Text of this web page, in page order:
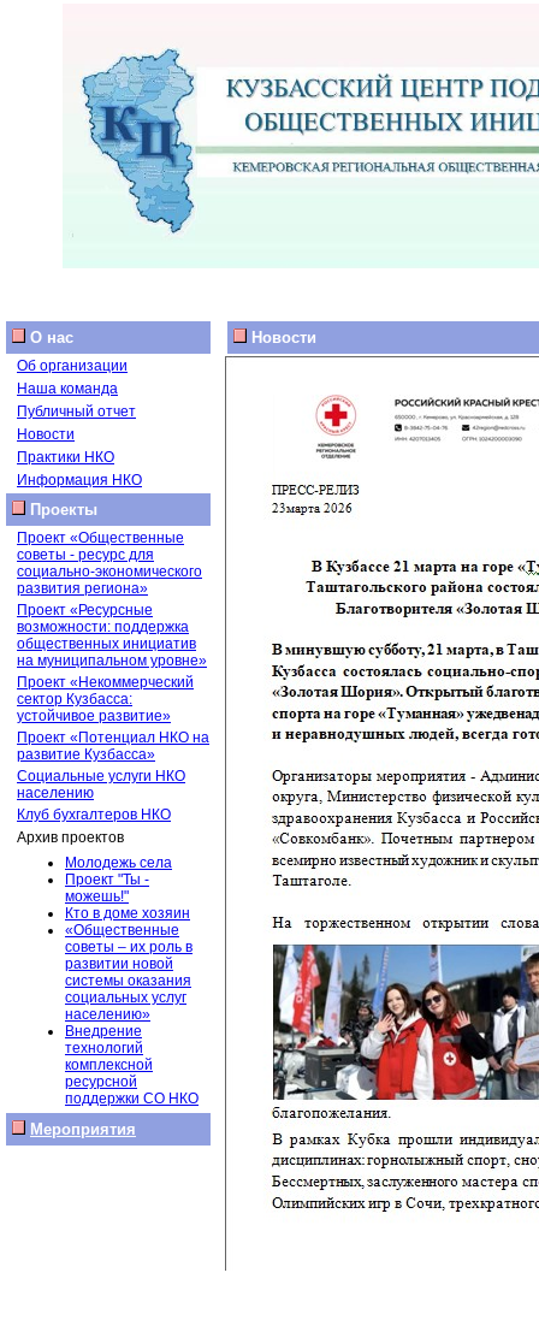
О нас
Об организации
Наша команда
Публичный отчет
Новости
Практики НКО
Информация НКО
Проекты
Проект «Общественные
советы - ресурс для
социально-экономического
развития региона»
Проект «Ресурсные
возможности: поддержка
общественных инициатив
на муниципальном уровне»
Проект «Некоммерческий
сектор Кузбасса:
устойчивое развитие»
Проект «Потенциал НКО на
развитие Кузбасса»
Социальные услуги НКО
населению
Клуб бухгалтеров НКО
Архив проектов
Молодежь села
Проект "Ты -
можешь!"
Кто в доме хозяин
«Общественные
советы – их роль в
развитии новой
системы оказания
социальных услуг
населению»
Внедрение
технологий
комплексной
ресурсной
поддержки СО НКО
Мероприятия
Новости